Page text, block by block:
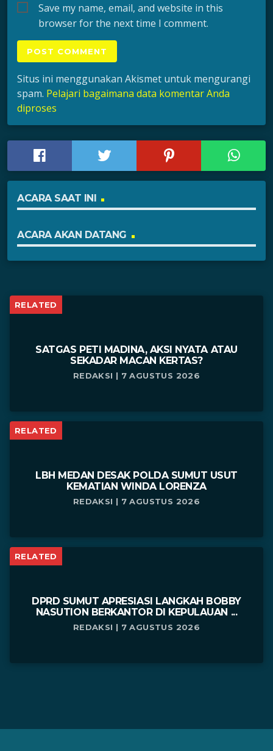
Save my name, email, and website in this
browser for the next time I comment.
Situs ini menggunakan Akismet untuk mengurangi
spam. Pelajari bagaimana data komentar Anda
diproses
ACARA SAAT INI
ACARA AKAN DATANG
RELATED
SATGAS PETI MADINA, AKSI NYATA ATAU
SEKADAR MACAN KERTAS?
REDAKSI | 7 AGUSTUS 2026
RELATED
LBH MEDAN DESAK POLDA SUMUT USUT
KEMATIAN WINDA LORENZA
REDAKSI | 7 AGUSTUS 2026
RELATED
DPRD SUMUT APRESIASI LANGKAH BOBBY
NASUTION BERKANTOR DI KEPULAUAN ...
REDAKSI | 7 AGUSTUS 2026